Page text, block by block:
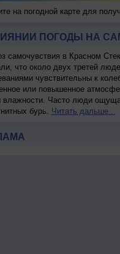
на погодной карте для
ПОГОДЫ НА
самочувствия в Красном
что около двух третей
чувствительны к
или повышенное
влажности. Часто люди
бурь. Читать дальше...